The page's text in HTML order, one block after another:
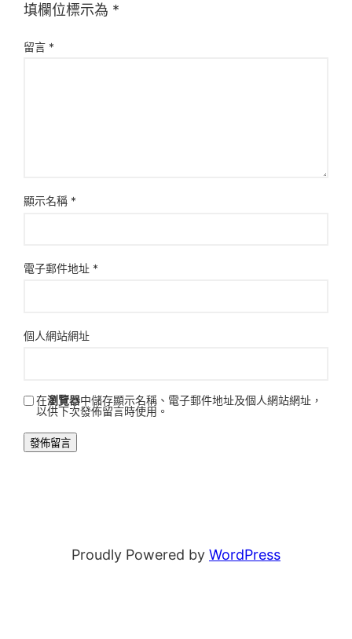
填欄位標示為 *
留言 *
顯示名稱 *
電子郵件地址 *
個人網站網址
在瀏覽器中儲存顯示名稱、電子郵件地址及個人網站網址，
以供下次發佈留言時使用。
Proudly Powered by WordPress